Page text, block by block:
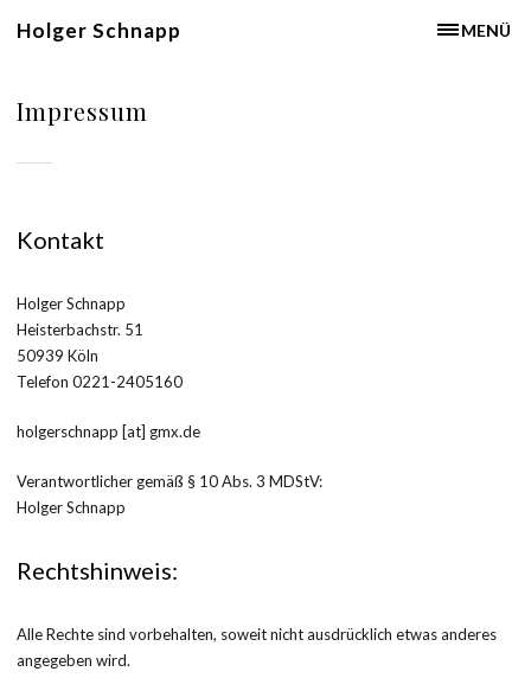
MENÜ
Holger Schnapp
Impressum
Kontakt
Holger Schnapp
Heisterbachstr. 51
50939 Köln
Telefon 0221-2405160
holgerschnapp [at] gmx.de
Verantwortlicher gemäß § 10 Abs. 3 MDStV:
Holger Schnapp
Rechtshinweis:
Alle Rechte sind vorbehalten, soweit nicht ausdrücklich etwas anderes
angegeben wird.